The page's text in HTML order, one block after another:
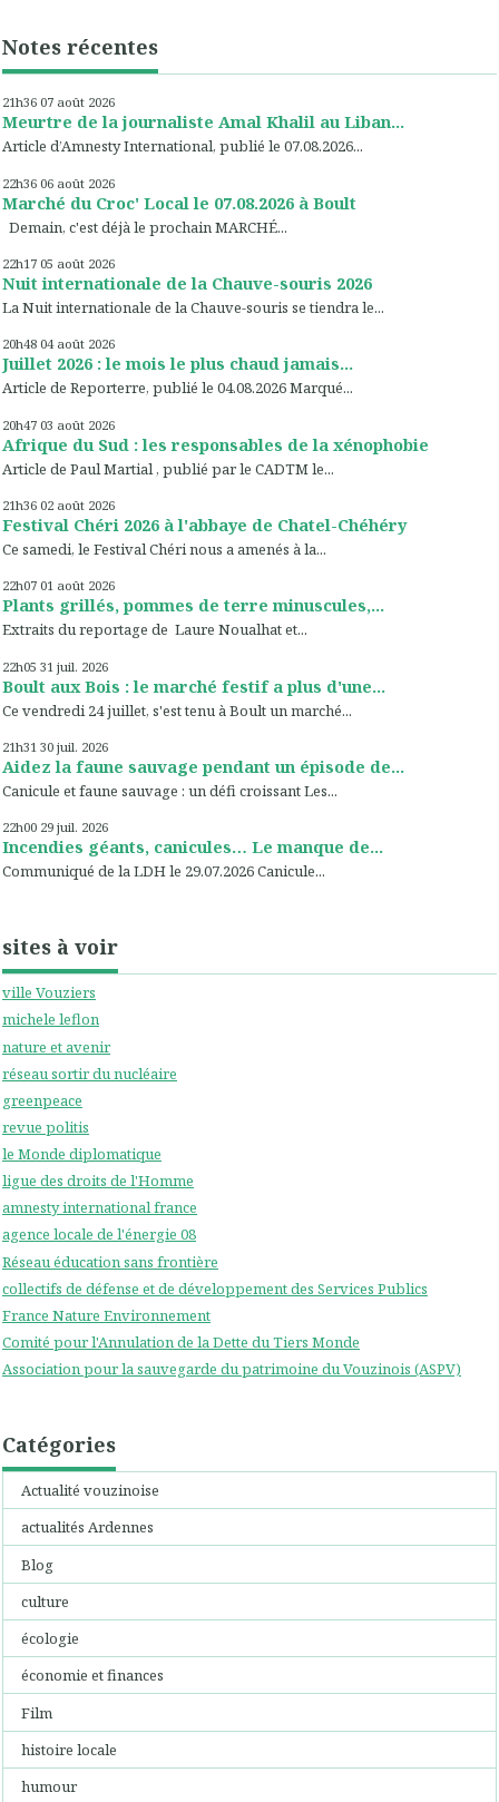
Notes récentes
21h36 07 août 2026
Meurtre de la journaliste Amal Khalil au Liban...
Article d’Amnesty International, publié le 07.08.2026...
22h36 06 août 2026
Marché du Croc' Local le 07.08.2026 à Boult
Demain, c'est déjà le prochain MARCHÉ...
22h17 05 août 2026
Nuit internationale de la Chauve-souris 2026
La Nuit internationale de la Chauve-souris se tiendra le...
20h48 04 août 2026
Juillet 2026 : le mois le plus chaud jamais...
Article de Reporterre, publié le 04.08.2026 Marqué...
20h47 03 août 2026
Afrique du Sud : les responsables de la xénophobie
Article de Paul Martial , publié par le CADTM le...
21h36 02 août 2026
Festival Chéri 2026 à l'abbaye de Chatel-Chéhéry
Ce samedi, le Festival Chéri nous a amenés à la...
22h07 01 août 2026
Plants grillés, pommes de terre minuscules,...
Extraits du reportage de Laure Noualhat et...
22h05 31 juil. 2026
Boult aux Bois : le marché festif a plus d'une...
Ce vendredi 24 juillet, s'est tenu à Boult un marché...
21h31 30 juil. 2026
Aidez la faune sauvage pendant un épisode de...
Canicule et faune sauvage : un défi croissant Les...
22h00 29 juil. 2026
Incendies géants, canicules… Le manque de...
Communiqué de la LDH le 29.07.2026 Canicule...
sites à voir
ville Vouziers
michele leflon
nature et avenir
réseau sortir du nucléaire
greenpeace
revue politis
le Monde diplomatique
ligue des droits de l'Homme
amnesty international france
agence locale de l'énergie 08
Réseau éducation sans frontière
collectifs de défense et de développement des Services Publics
France Nature Environnement
Comité pour l'Annulation de la Dette du Tiers Monde
Association pour la sauvegarde du patrimoine du Vouzinois (ASPV)
Catégories
Actualité vouzinoise
actualités Ardennes
Blog
culture
écologie
économie et finances
Film
histoire locale
humour